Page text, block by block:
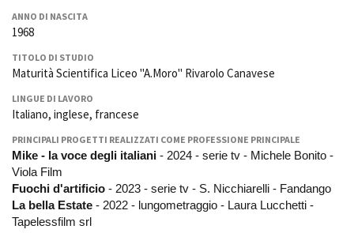
Sostenibilità ambientale
SERVIZI
Servizi generali
Location scouting
Spazi nella sede FCTP
Sala Paolo Tenna
FILM FUNDS
Piemonte Film Tv Fund
Piemonte Film Tv
Rotterdam
Biografilm Festival - Bio to B
Industry Days
Mostra Internazionale d’Arte
Cinematografica Venezia
ANNO DI NASCITA
1968
TITOLO DI STUDIO
Maturità Scientifica Liceo "A.Moro" Rivarolo Canavese
LINGUE DI LAVORO
Italiano, inglese, francese
PRINCIPALI PROGETTI REALIZZATI COME PROFESSIONE PRINCIPALE
Mike - la voce degli italiani - 2024 - serie tv - Michele Bonito -
Viola Film
Fuochi d'artificio - 2023 - serie tv - S. Nicchiarelli - Fandango
La bella Estate - 2022 - lungometraggio - Laura Lucchetti -
Tapelessfilm srl